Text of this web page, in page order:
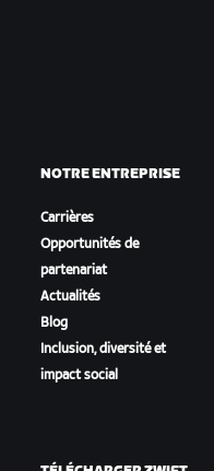
NOTRE ENTREPRISE
Carrières
Opportunités de
partenariat
Actualités
Blog
Inclusion, diversité et
impact social